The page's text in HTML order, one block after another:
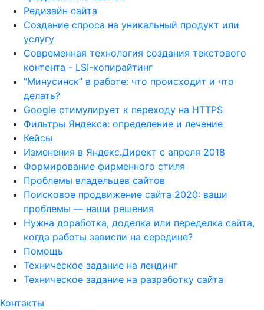
Редизайн сайта
Создание спроса на уникальный продукт или
услугу
Современная технология создания текстового
контента - LSI-копирайтинг
“Минусинск” в работе: что происходит и что
делать?
Google стимулирует к переходу на HTTPS
Фильтры Яндекса: определение и лечение
Кейсы
Изменения в Яндекс.Директ с апреля 2018
Формирование фирменного стиля
Проблемы владельцев сайтов
Поисковое продвижение сайта 2020: ваши
проблемы — наши решения
Нужна доработка, доделка или переделка сайта,
когда работы зависли на середине?
Помощь
Техническое задание на лендинг
Техническое задание на разработку сайта
Контакты